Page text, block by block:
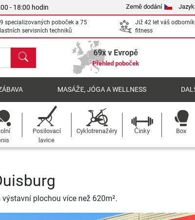
- 18:00 hodin Země dodání Jazyk
specializovaných poboček a 75
servisních techniků
Již 42 let váš
fitness
Hledat 69x v Evropě
Přehled poboček
MASÁŽE, JÓGA A WELLNESS
Posilovací
lavice
Cyklotrenažéry Činky Box
plochou více než 620m².